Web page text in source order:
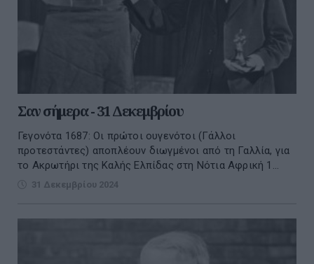
Σαν σήμερα - 31 Δεκεμβρίου
Γεγονότα 1687: Οι πρώτοι ουγενότοι (Γάλλοι
προτεστάντες) αποπλέουν διωγμένοι από τη Γαλλία, για
το Ακρωτήρι της Καλής Ελπίδας στη Νότια Αφρική 1...
31 Δεκεμβρίου 2024